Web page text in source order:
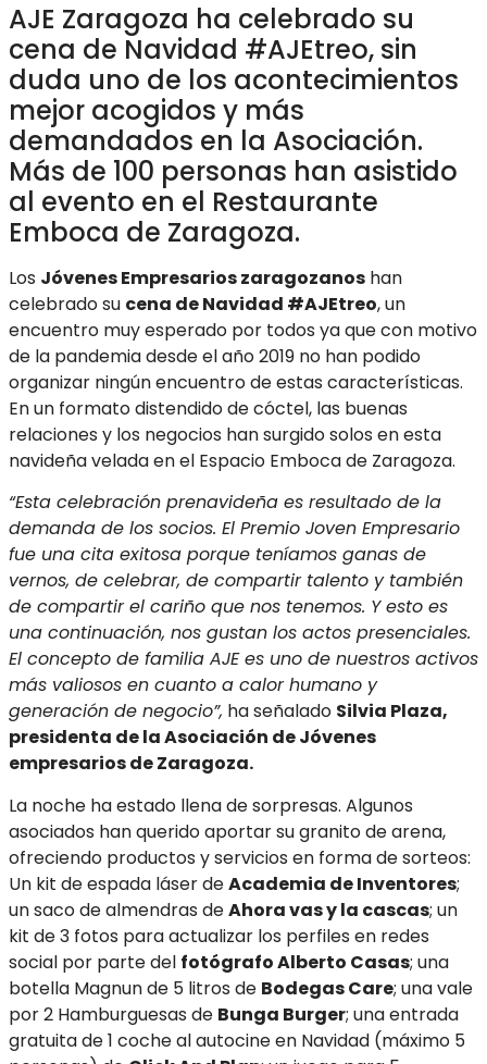
AJE Zaragoza ha celebrado su
cena de Navidad #AJEtreo, sin
duda uno de los acontecimientos
mejor acogidos y más
demandados en la Asociación.
Más de 100 personas han asistido
al evento en el Restaurante
Emboca de Zaragoza.
Los Jóvenes Empresarios zaragozanos han
celebrado su cena de Navidad #AJEtreo, un
encuentro muy esperado por todos ya que con motivo
de la pandemia desde el año 2019 no han podido
organizar ningún encuentro de estas características.
En un formato distendido de cóctel, las buenas
relaciones y los negocios han surgido solos en esta
navideña velada en el Espacio Emboca de Zaragoza.
“Esta celebración prenavideña es resultado de la
demanda de los socios. El Premio Joven Empresario
fue una cita exitosa porque teníamos ganas de
vernos, de celebrar, de compartir talento y también
de compartir el cariño que nos tenemos. Y esto es
una continuación, nos gustan los actos presenciales.
El concepto de familia AJE es uno de nuestros activos
más valiosos en cuanto a calor humano y
generación de negocio”, ha señalado Silvia Plaza,
presidenta de la Asociación de Jóvenes
empresarios de Zaragoza.
La noche ha estado llena de sorpresas. Algunos
asociados han querido aportar su granito de arena,
ofreciendo productos y servicios en forma de sorteos:
Un kit de espada láser deAcademia de Inventores;
un saco de almendras deAhora vas y la cascas; un
kit de 3 fotos para actualizar los perfiles en redes
social por parte del fotógrafo Alberto Casas; una
botella Magnun de 5 litros de Bodegas Care; una vale
por 2 Hamburguesas de Bunga Burger; una entrada
gratuita de 1 coche al autocine en Navidad (máximo 5